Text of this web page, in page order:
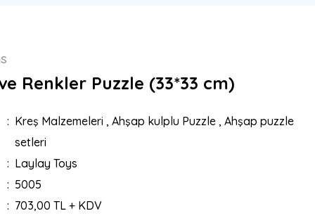
Renkler Puzzle (33*33 cm)
Kreş Malzemeleri , Ahşap kulplu Puzzle , Ahşap puzzle
setleri
Laylay Toys
5005
703,00 TL + KDV